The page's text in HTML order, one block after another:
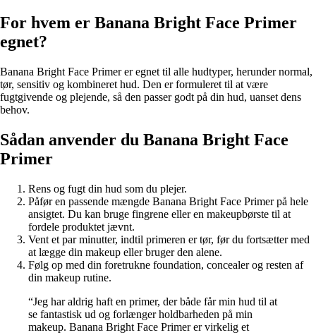
For hvem er Banana Bright Face Primer
egnet?
Banana Bright Face Primer er egnet til alle hudtyper, herunder normal,
tør, sensitiv og kombineret hud. Den er formuleret til at være
fugtgivende og plejende, så den passer godt på din hud, uanset dens
behov.
Sådan anvender du Banana Bright Face
Primer
Rens og fugt din hud som du plejer.
Påfør en passende mængde Banana Bright Face Primer på hele
ansigtet. Du kan bruge fingrene eller en makeupbørste til at
fordele produktet jævnt.
Vent et par minutter, indtil primeren er tør, før du fortsætter med
at lægge din makeup eller bruger den alene.
Følg op med din foretrukne foundation, concealer og resten af
din makeup rutine.
“Jeg har aldrig haft en primer, der både får min hud til at
se fantastisk ud og forlænger holdbarheden på min
makeup. Banana Bright Face Primer er virkelig et